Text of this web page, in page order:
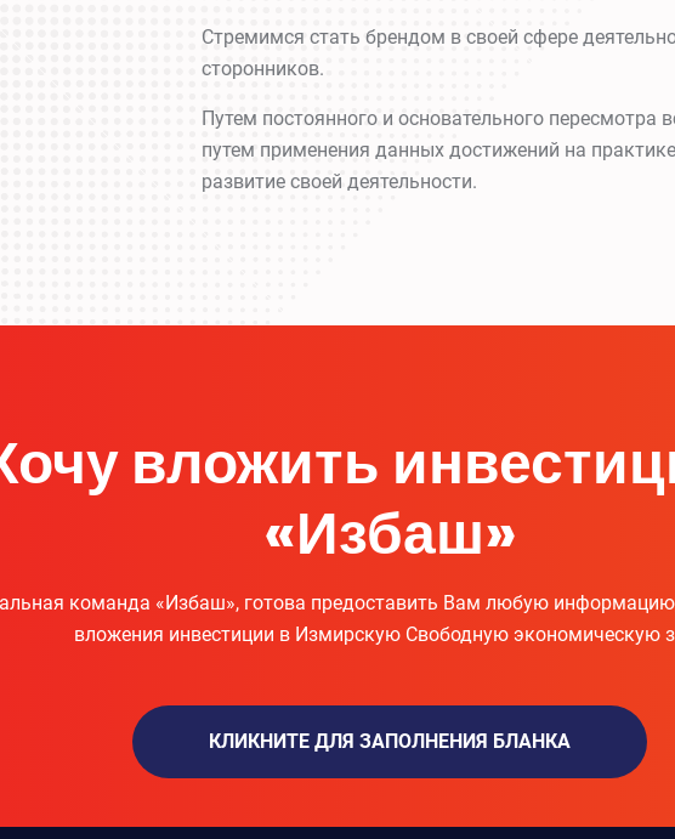
Стремимся стать брендом в своей сфере
сторонников.
Путем постоянного и основательного пересмотра
путем применения данных достижений на
развитие своей деятельности.
вложить
«Избаш»
команда «Избаш», готова предоставить Вам любую
вложения инвестиции в Измирскую Свободную экономическую
КЛИКНИТЕ ДЛЯ ЗАПОЛНЕНИЯ БЛАНКА